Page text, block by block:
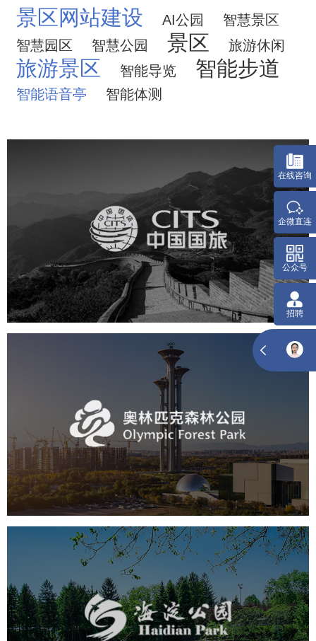
景区网站建设 AI公园
智慧景区
智慧园区
智慧公园 景区 旅游休闲
旅游景区 智能导览 智能步道
智能语音亭 智能体测
中国国旅
旅游休闲 电商网站 网站建设
奥体森林公园
旅游休闲 公园 AI人工智能
智慧公园
智慧体育公园
智能步道 智能大数据平台
海淀公园